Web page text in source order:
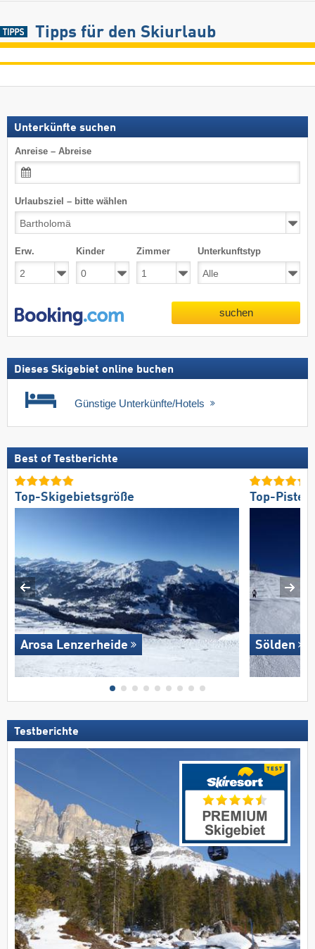
Tipps für den Skiurlaub
Unterkünfte suchen
Anreise – Abreise
Urlaubsziel – bitte wählen
Erw. Kinder Zimmer Unterkunftstyp
suchen
Dieses Skigebiet online buchen
Günstige Unterkünfte/Hotels
Best of Testberichte
Top-Skigebietsgröße
Arosa Lenzerheide
Top-
Sölden
Testberichte